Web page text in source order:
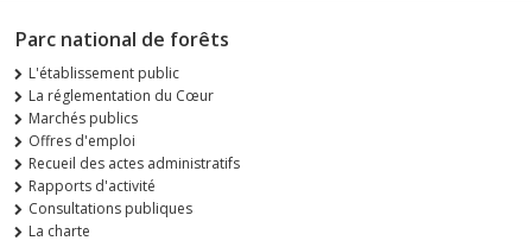
Parc national de forêts
L'établissement public
La réglementation du Cœur
Marchés publics
Offres d'emploi
Recueil des actes administratifs
Rapports d'activité
Consultations publiques
La charte